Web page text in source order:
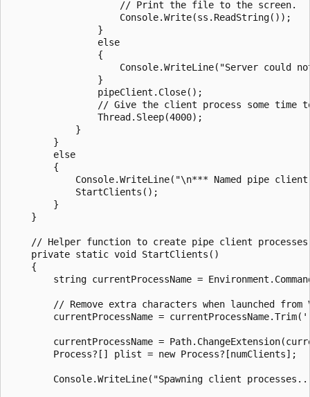
                    // Print the file to the screen.
                    Console.Write(ss.ReadString());
                }
                else
                {
Console.WriteLine("Server could
                }
                pipeClient.Close();
// Give the client process some time
                Thread.Sleep(4000);
            }
        }
        else
        {
Console.WriteLine("\n*** Named pipe
            StartClients();
        }
    }
    // Helper function to create pipe client processes
    private static void StartClients()
    {
string currentProcessName =
// Remove extra characters when launched from
currentProcessName =
currentProcessName =
        Process?[] plist = new Process?[numClients];
Console.WriteLine("Spawning client